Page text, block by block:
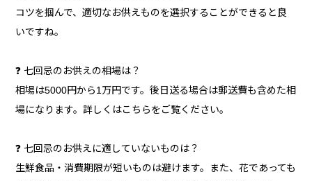
コツを掴んで、適切なお供えものを選択することができると良
いですね。
❓ 七回忌のお供えの相場は？
相場は5000円から1万円です。後日送る場合は郵送費も含めた相
場になります。詳しくはこちらをご覧ください。
❓ 七回忌のお供えに適していないものは？
生鮮食品・消費期限が短いものは避けます。また、花であっても